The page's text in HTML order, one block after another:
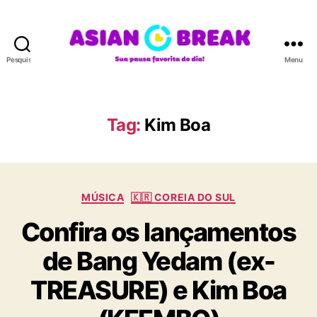
Pesquisar
A
N
R
A
Menu
Tag: Kim Boa
C
t
e
g
o
r
i
MÚSICA 🇰🇷 COREIA DO SUL
Confira os lançamentos
de Bang Yedam (ex-
TREASURE) e Kim Boa